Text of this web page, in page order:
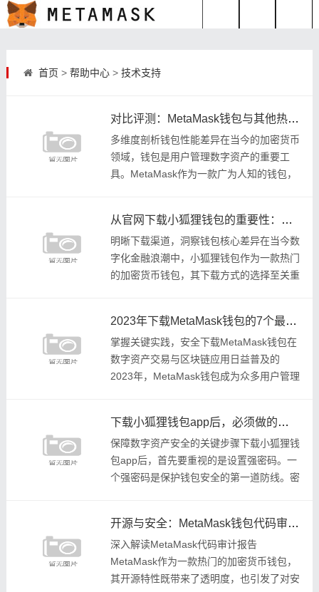
首页 > 帮助中心> 技术支持
对比评测：MetaMask钱包与其他热门钱包的优劣
多维度剖析钱包性能差异在当今的加密货币
领域，钱包是用户管理数字资产的重要工
具。MetaMask作为一款广为人知的钱包，
从官网下载小狐狸钱包的重要性：中心化与去中心化之争
明晰下载渠道，洞察钱包核心差异在当今数
字化金融浪潮中，小狐狸钱包作为一款热门
的加密货币钱包，其下载方式的选择至关重
户提供
2023年下载MetaMask钱包的7个最佳实践
掌握关键实践，安全下载MetaMask钱包在
数字资产交易与区块链应用日益普及的
2023年，MetaMask钱包成为众多用户管理
下载小狐狸钱包app后，必须做的安全设置
保障数字资产安全的关键步骤下载小狐狸钱
包app后，首先要重视的是设置强密码。一
个强密码是保护钱包安全的第一道防线。密
小写
开源与安全：MetaMask钱包代码审计报告解读
深入解读MetaMask代码审计报告
MetaMask作为一款热门的加密货币钱包，
其开源特性既带来了透明度，也引发了对安